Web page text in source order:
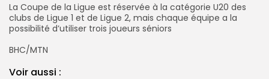
‎‎La Coupe de la Ligue est réservée à la catégorie U20 des
clubs de Ligue 1 et de Ligue 2, mais chaque équipe a la
possibilité d’utiliser trois joueurs séniors
‎BHC/MTN
Voir aussi :